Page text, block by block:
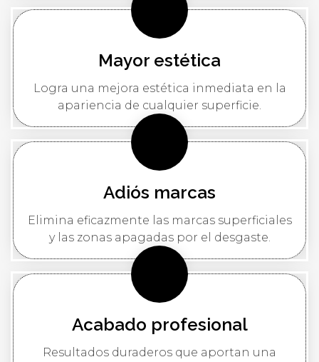
Mayor estética
Logra una mejora estética inmediata en la
apariencia de cualquier superficie.
Adiós marcas
Elimina eficazmente las marcas superficiales
y las zonas apagadas por el desgaste.
Acabado profesional
Resultados duraderos que aportan una